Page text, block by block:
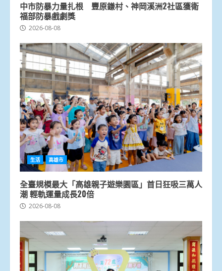
中市防暴力量扎根 豐原鎌村、神岡溪洲2社區獲衛
福部防暴戲劇獎
2026-08-08
生活 高雄市
全臺規模最大「高雄親子遊樂園區」首日狂吸三萬人
潮 輕軌運量成長20倍
2026-08-08